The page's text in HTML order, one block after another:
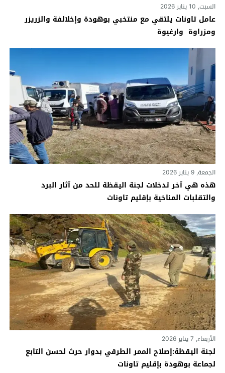
السبت, 10 يناير 2026
عامل تاونات يلتقي مع منتخبي بوهودة وإخلالفة والزريزر
ومزراوة وارغيوة
الجمعة, 9 يناير 2026
هذه هي آخر تدخلات لجنة اليقظة للحد من آثار البرد
والتقلبات المناخية بإقليم تاونات
الأربعاء, 7 يناير 2026
لجنة اليقظة:إصلاح الممر الطرقي بدوار حرث لحسن التابع
لجماعة بوهودة بإقليم تاونات